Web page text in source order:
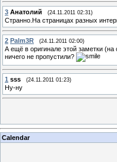
3 Анатoлий (24.11.2011 02:31)
Странно.На страницах разных
2 Palm3R (24.11.2011 02:00)
А ещё в оригинале этой заметки
ничего не пропустили?
1 sss (24.11.2011 01:23)
Ну-ну
Calendar